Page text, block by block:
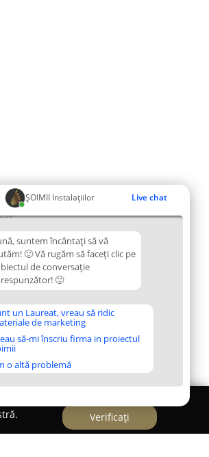
ŞOIMII Instalaţiilor Live chat
suntem încântați să vă
🙂 Vă rugăm să faceți clic pe
de conversație
🙂
un Laureat, vreau să ridic
de marketing
să-mi înscriu firma in proiectul
o altă problemă
Verificați